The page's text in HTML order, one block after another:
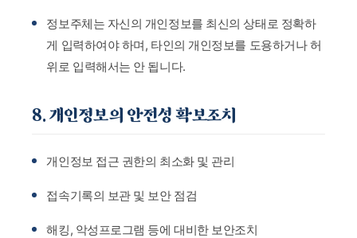
정보주체는 자신의 개인정보를 최신의 상태로 정확하
게 입력하여야 하며, 타인의 개인정보를 도용하거나 허
위로 입력해서는 안 됩니다.
8. 개인정보의 안전성 확보조치
개인정보 접근 권한의 최소화 및 관리
접속기록의 보관 및 보안 점검
해킹, 악성프로그램 등에 대비한 보안조치